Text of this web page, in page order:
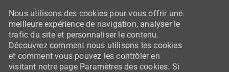
Nous utilisons des cookies pour vous offrir une
meilleure expérience de navigation, analyser le
trafic du site et personnaliser le contenu.
Découvrez comment nous utilisons les cookies
et comment vous pouvez les contrôler en
visitant notre page Paramètres des cookies. Si